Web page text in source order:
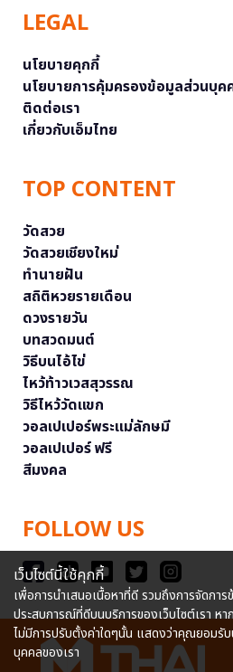
LEGAL
นโยบายคุกกี้
นโยบายการคุ้มครองข้อมูลส่วนบุค
ติดต่อเรา
เกี่ยวกับเอ็มไทย
TOP CONTENT
วัดสวย
วัดสวยเชียงใหม่
ทำนายฝัน
สถิติหวยรายเดือน
ดวงรายวัน
บทสวดมนต์
วิธีบนไอ้ไข่
ไหว้ท้าวเวสสุวรรณ
วิธีไหว้วัดแขก
วอลเปเปอร์พระแม่ลักษมี
วอลเปเปอร์ ฟรี
สีมงคล
FOLLOW US
เว็บไซต์นี้ใช้คุกกี้
เพื่อการนำเสนอเนื้อหาที่ดี รวมถึงการจัดกา
ประสบการณ์ที่ดีบนบริการของเว็บไซต์เรา ห
ไม่มีการปรับตั้งค่าใดๆนั้น แสดงว่าคุณยอมรั
บุคคลของเรา